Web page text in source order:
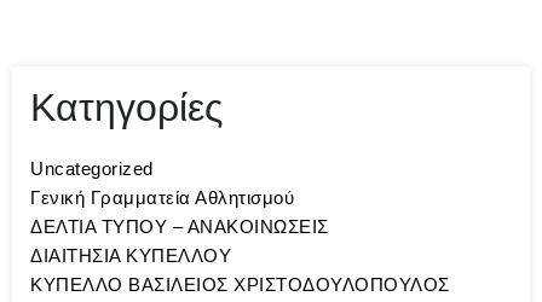
Κατηγορίες
Uncategorized
Γενική Γραμματεία Αθλητισμού
ΔΕΛΤΙΑ ΤΥΠΟΥ – ΑΝΑΚΟΙΝΩΣΕΙΣ
ΔΙΑΙΤΗΣΙΑ ΚΥΠΕΛΛΟΥ
ΚΥΠΕΛΛΟ ΒΑΣΙΛΕΙΟΣ ΧΡΙΣΤΟΔΟΥΛΟΠΟΥΛΟΣ